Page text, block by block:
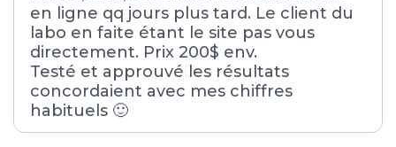
en ligne qq jours plus tard. Le client du
labo en faite étant le site pas vous
directement. Prix 200$ env.
Testé et approuvé les résultats
concordaient avec mes chiffres
habituels 🙂